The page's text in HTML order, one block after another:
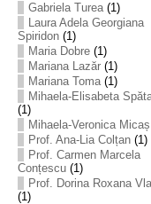
Gabriela Turea(1)
Laura Adela Georgiana
Spiridon(1)
Maria Dobre(1)
Mariana Lazăr(1)
Mariana Toma(1)
Mihaela-Elisabeta
(1)
Mihaela-Veronica Micaș
Prof. Ana-Lia Colțan(1)
Prof. Carmen Marcela
Conțescu(1)
Prof. Dorina Roxana
(1)